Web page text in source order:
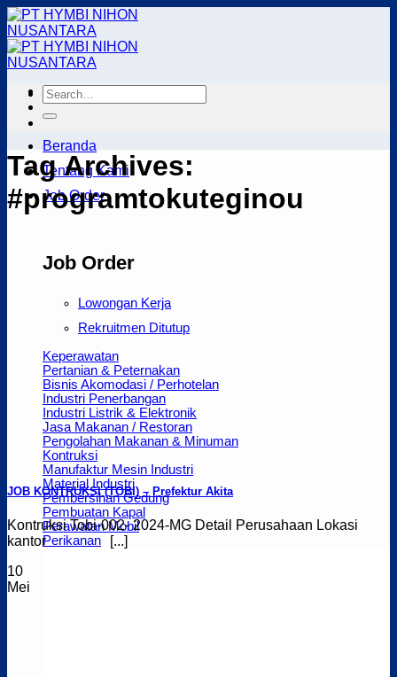
Skip
to
content
Beranda
Tentang Kami
Job Order
Job Order
Lowongan Kerja
Rekruitmen Ditutup
Keperawatan
Pertanian & Peternakan
Bisnis Akomodasi / Perhotelan
Industri Penerbangan
Industri Listrik & Elektronik
Jasa Makanan / Restoran
Pengolahan Makanan & Minuman
Kontruksi
Manufaktur Mesin Industri
Material Industri
Pembersihan Gedung
Pembuatan Kapal
Perawatan Mobil
Perikanan
Tag Archives:
#programtokuteginou
JOB KONTRUKSI (TOBI) – Prefektur Akita
Kontruksi Tobi-002- 2024-MG Detail Perusahaan Lokasi
kantor [...]
10
Mei